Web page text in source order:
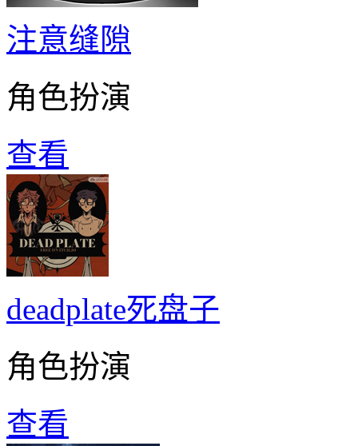
注意缝隙
角色扮演
查看
deadplate死盘子
角色扮演
查看